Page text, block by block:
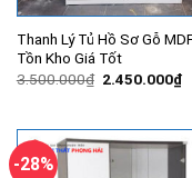
Thanh Lý Tủ Hồ Sơ Gỗ
Tồn Kho Giá Tốt
3.500.000₫ Giá
2.450.000₫Giá
-28%